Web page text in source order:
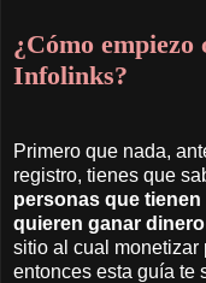
¿Cómo
Infolinks?
Primero que nada,
registro, tienes que
personas que
quieren ganar
sitio al cual monetizar
entonces esta guía te